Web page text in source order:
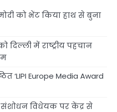
को भेंट किया हाथ से बुना
में राष्ट्रीय पहचान
‘LIPI Europe Media Award
विधेयक पर केंद्र से